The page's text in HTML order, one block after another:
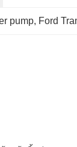
pump, Ford